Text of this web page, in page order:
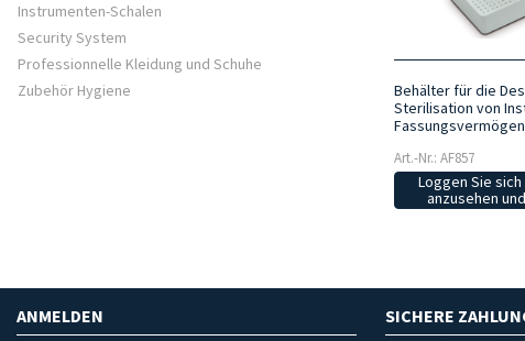
Instrumenten-Schalen
Security System
Professionnelle Kleidung und Schuhe
Zubehör Hygiene
Behälter für die
Sterilisation von
Fassungsvermögen
Art.-Nr.: AF857
Loggen Sie
anzusehen
ANMELDEN SICHERE